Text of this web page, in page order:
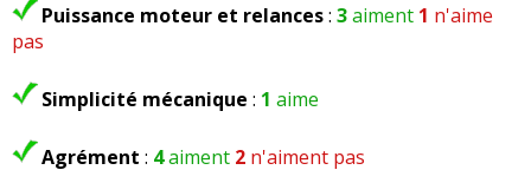
19/20
année 2( 2)
Puissance moteur et relances: 3aiment 1 n'aime
pas
Simplicité mécanique : 1 aime
Agrément : 4aiment 2 n'aiment pas